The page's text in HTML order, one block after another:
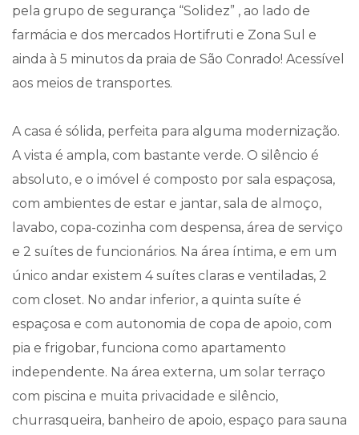
pela grupo de segurança “Solidez” , ao lado de
farmácia e dos mercados Hortifruti e Zona Sul e
ainda à 5 minutos da praia de São Conrado! Acessível
aos meios de transportes.
A casa é sólida, perfeita para alguma modernização.
A vista é ampla, com bastante verde. O silêncio é
absoluto, e o imóvel é composto por sala espaçosa,
com ambientes de estar e jantar, sala de almoço,
lavabo, copa-cozinha com despensa, área de serviço
e 2 suítes de funcionários. Na área íntima, e em um
único andar existem 4 suítes claras e ventiladas, 2
com closet. No andar inferior, a quinta suíte é
espaçosa e com autonomia de copa de apoio, com
pia e frigobar, funciona como apartamento
independente. Na área externa, um solar terraço
com piscina e muita privacidade e silêncio,
churrasqueira, banheiro de apoio, espaço para sauna